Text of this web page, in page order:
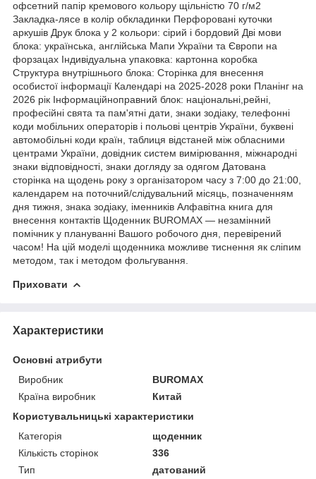
офсетний папір кремового кольору щільністю 70 г/м2
Закладка-лясе в колір обкладинки Перфоровані куточки
аркушів Друк блока у 2 кольори: сірий і бордовий Дві мови
блока: українська, англійська Мапи України та Європи на
форзацах Індивідуальна упаковка: картонна коробка
Структура внутрішнього блока: Сторінка для внесення
особистої інформації Календарі на 2025-2028 роки Планінг на
2026 рік Інформаційноправний блок: національні,рейні,
професійні свята та пам'ятні дати, знаки зодіаку, телефонні
коди мобільних операторів і польові центрів України, буквені
автомобільні коди країн, таблиця відстаней між обласними
центрами України, довідник систем вимірювання, міжнародні
знаки відповідності, знаки догляду за одягом Датована
сторінка на щодень року з організатором часу з 7:00 до 21:00,
календарем на поточний/слідувальний місяць, позначенням
дня тижня, знака зодіаку, іменників Алфавітна книга для
внесення контактів Щоденник BUROMAX — незамінний
помічник у плануванні Вашого робочого дня, перевірений
часом! На цій моделі щоденника можливе тиснення як сліпим
методом, так і методом фольгування.
Приховати
Характеристики
Основні атрибути
Виробник
BUROMAX
Країна виробник
Китай
Користувальницькі характеристики
Категорія
щоденник
Кількість сторінок
336
Тип
датований